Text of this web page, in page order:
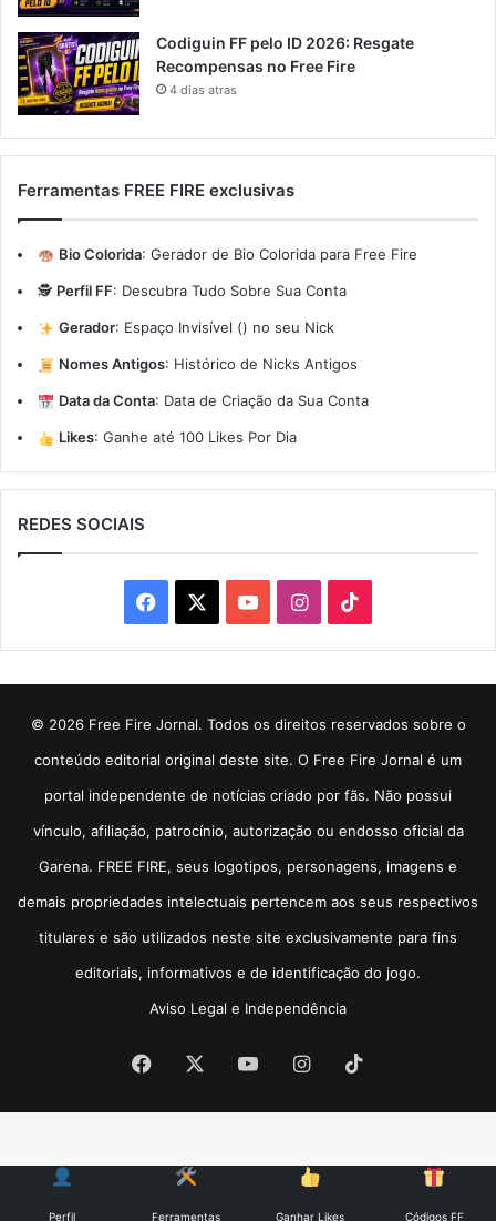
Codiguin FF pelo ID 2026: Resgate
Recompensas no Free Fire
4 dias atras
Ferramentas FREE FIRE exclusivas
Bio Colorida: Gerador de Bio Colorida para Free Fire
🕵️ Perfil FF: Descubra Tudo Sobre Sua Conta
Gerador: Espaço Invisível (ㅤ) no seu Nick
Nomes Antigos: Histórico de Nicks Antigos
Data da Conta: Data de Criação da Sua Conta
Likes: Ganhe até 100 Likes Por Dia
REDES SOCIAIS
Facebook YouTubeInstagram
© 2026 Free Fire Jornal. Todos os direitos reservados sobre o
conteúdo editorial original deste site. O Free Fire Jornal é um
portal independente de notícias criado por fãs. Não possui
vínculo, afiliação, patrocínio, autorização ou endosso oficial da
Garena. FREE FIRE, seus logotipos, personagens, imagens e
demais propriedades intelectuais pertencem aos seus respectivos
titulares e são utilizados neste site exclusivamente para fins
editoriais, informativos e de identificação do jogo.
Aviso Legal e Independência
Facebook YouTubeInstagram
Perfil Ferramentas Ganhar Likes Códigos FF